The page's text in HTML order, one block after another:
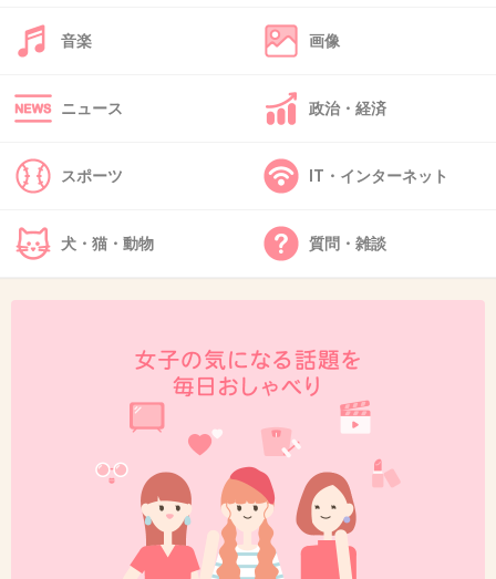
音楽 画像
ニュース 政治・経済
スポーツ IT・インターネット
犬・猫・動物 質問・雑談